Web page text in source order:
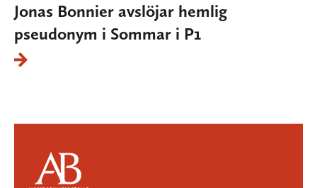
Jonas Bonnier avslöjar hemlig
pseudonym i Sommar i P1